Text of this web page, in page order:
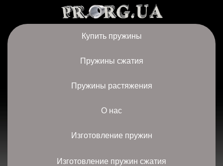
Купить пружины
Пружины сжатия
Пружины растяжения
О нас
Изготовление пружин
Изготовление пружин сжатия